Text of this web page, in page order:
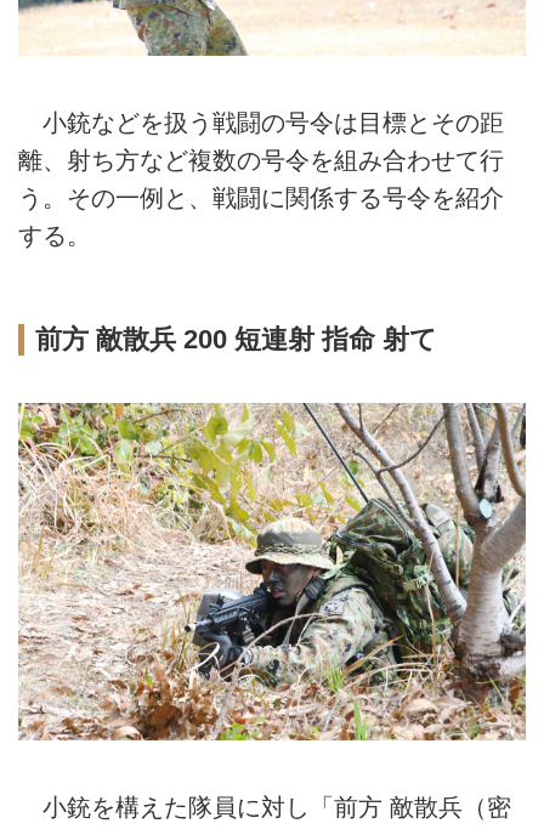
小銃などを扱う戦闘の号令は目標とその距
離、射ち方など複数の号令を組み合わせて行
う。その一例と、戦闘に関係する号令を紹介
する。
前方 敵散兵 200 短連射 指命 射て
小銃を構えた隊員に対し「前方 敵散兵（密